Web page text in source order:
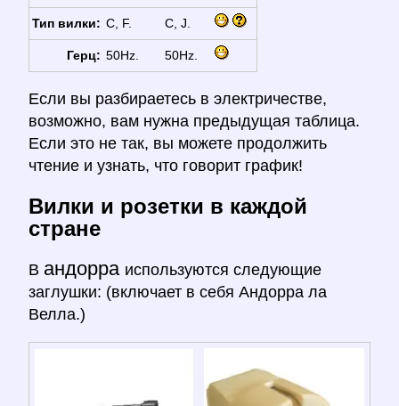
Тип вилки: C, F. C, J.
Герц: 50Hz. 50Hz.
Если вы разбираетесь в электричестве,
возможно, вам нужна предыдущая таблица.
Если это не так, вы можете продолжить
чтение и узнать, что говорит график!
Вилки и розетки в каждой
стране
В андорра используются следующие
заглушки: (включает в себя Андорра ла
Велла.)